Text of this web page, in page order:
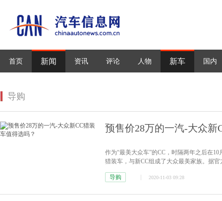
首页 新闻 资讯 评论 人物 新车 国内
导购
预售价28万的一汽-大众新
作为“最美大众车”的CC，时隔两年之后在
猎装车，与新CC组成了大众最美家族。据
导购 2020-11-03 09:28